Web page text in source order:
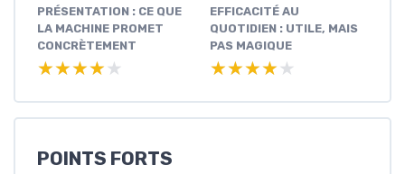
PRÉSENTATION : CE QUE
LA MACHINE PROMET
CONCRÈTEMENT
★★★★★
★★★★★
EFFICACITÉ AU
QUOTIDIEN : UTILE, MAIS
PAS MAGIQUE
★★★★★
★★★★★
POINTS FORTS